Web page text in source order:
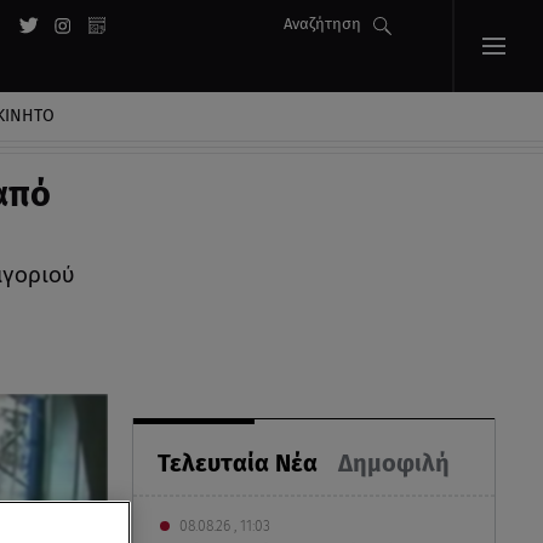
Αναζήτηση
Τελευταία Νέα Δημοφιλή
08.08.26 , 11:03